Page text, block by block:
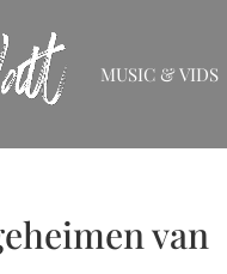
MUSIC & VIDS
van